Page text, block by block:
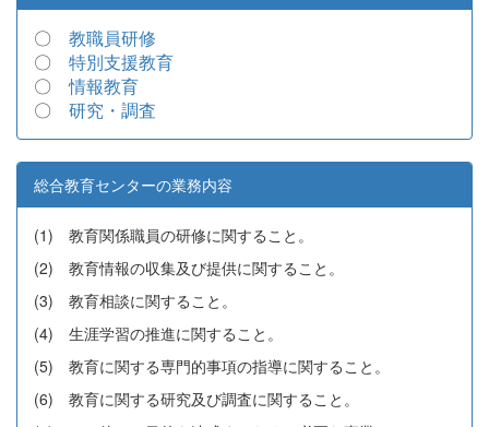
〇 教職員研修
〇 特別支援教育
〇情報教育
〇 研究・調査
総合教育センターの業務内容
(1) 教育関係職員の研修に関すること。
(2) 教育情報の収集及び提供に関すること。
(3) 教育相談に関すること。
(4) 生涯学習の推進に関すること。
(5) 教育に関する専門的事項の指導に関すること。
(6) 教育に関する研究及び調査に関すること。